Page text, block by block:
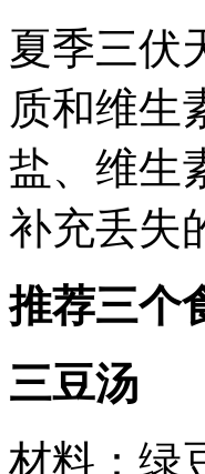
夏季三伏
质和维生
盐、维生
补充丢失
推荐三个
三豆汤
材料：绿